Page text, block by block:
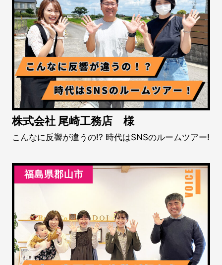
株式会社 尾崎工務店 様
こんなに反響が違うの!? 時代はSNSのルームツアー!
福島県郡山市